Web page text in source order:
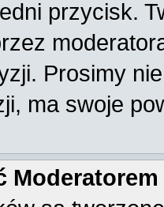
przycisk.
Prosimy
ma swoje